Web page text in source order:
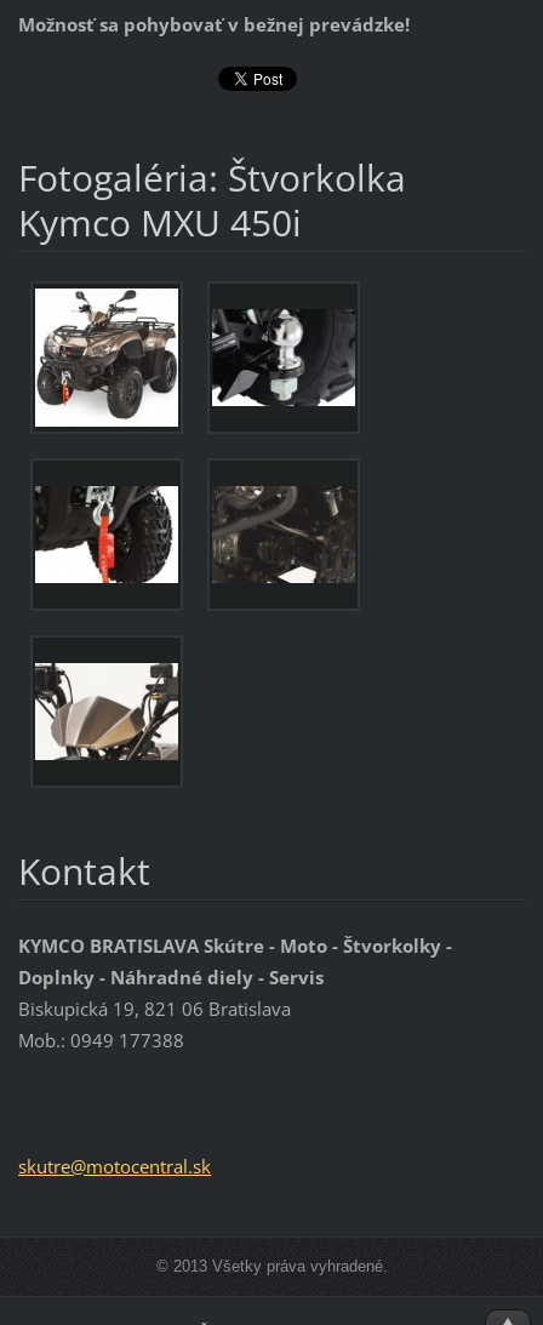
Možnosť sa pohybovať v bežnej prevádzke!
Fotogaléria: Štvorkolka
Kymco MXU 450i
Kontakt
KYMCO BRATISLAVA Skútre - Moto - Štvorkolky -
Doplnky - Náhradné diely - Servis
Biskupická 19, 821 06 Bratislava
Mob.: 0949 177388
skutre@motocentral.sk
© 2013 Všetky práva vyhradené.